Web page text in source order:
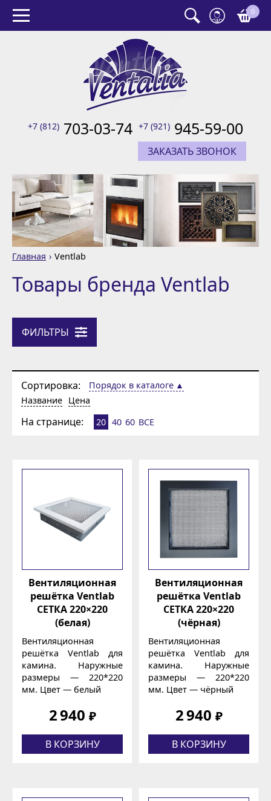
0
+7 (812) 703-03-74 +7 (921) 945-59-00
ЗАКАЗАТЬ ЗВОНОК
Главная Ventlab
Товары бренда Ventlab
ФИЛЬТРЫ
Сортировка:
Порядок в каталоге
Название Цена
На странице: 20 40 60 ВСЕ
Вентиляционная
решётка Ventlab
СЕТКА 220×220
(белая)
Вентиляционная
решётка Ventlab для
камина. Наружные
размеры — 220*220
мм. Цвет — белый
2 940 ₽
В КОРЗИНУ
Вентиляционная
решётка Ventlab
СЕТКА 220×220
(чёрная)
Вентиляционная
решётка Ventlab для
камина. Наружные
размеры — 220*220
мм. Цвет — чёрный
2 940 ₽
В КОРЗИНУ